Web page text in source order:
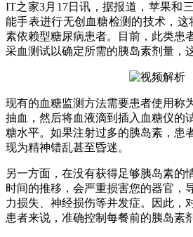
IT之家3月17日讯，据报道，苹果和
能手表进行无创血糖检测的技术，这
素依赖型糖尿病患者。目前，此类患
采血测试以确定所需的胰岛素剂量，
现有的血糖监测方法需要患者使用称
抽血，然后将血液滴到插入血糖仪的
糖水平。如果注射过多的胰岛素，患
现为精神错乱甚至昏迷。
另一方面，在没有获得足够胰岛素的
时间的推移，会严重损害您的器官，
力损失、神经损伤等并发症。因此，
患者来说，准确控制每餐前的胰岛素